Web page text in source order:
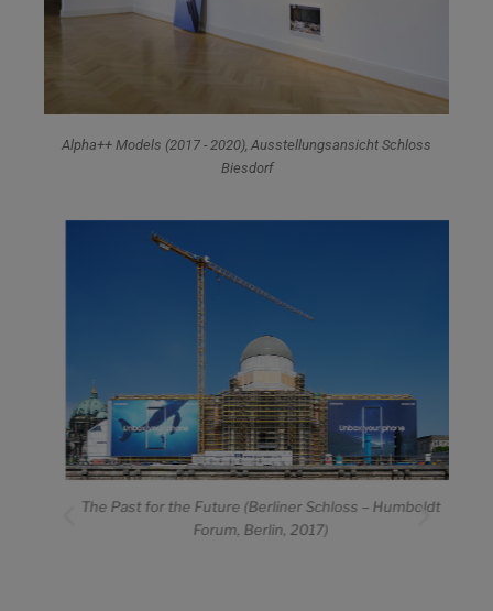
Alpha++ Models (2017 - 2020), Ausstellungsansicht Schloss
Biesdorf
The Past for the Future (Berliner Schloss – Humboldt
Forum, Berlin, 2017)